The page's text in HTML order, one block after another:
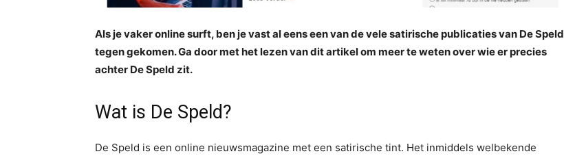
Als je vaker online surft, ben je vast al eens een van de vele satirische publicaties van De Speld
tegen gekomen. Ga door met het lezen van dit artikel om meer te weten over wie er precies
achter De Speld zit.
Wat is De Speld?
De Speld is een online nieuwsmagazine met een satirische tint. Het inmiddels welbekende